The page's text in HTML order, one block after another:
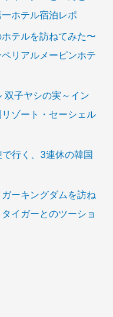
ホテル宿泊レポ
テルを訪ねてみた〜
リアルメーピンホテ
双子ヤシの実～イン
ゾート・セーシェル
行く、3連休の韓国
ーキングダムを訪ね
イガーとのツーショ